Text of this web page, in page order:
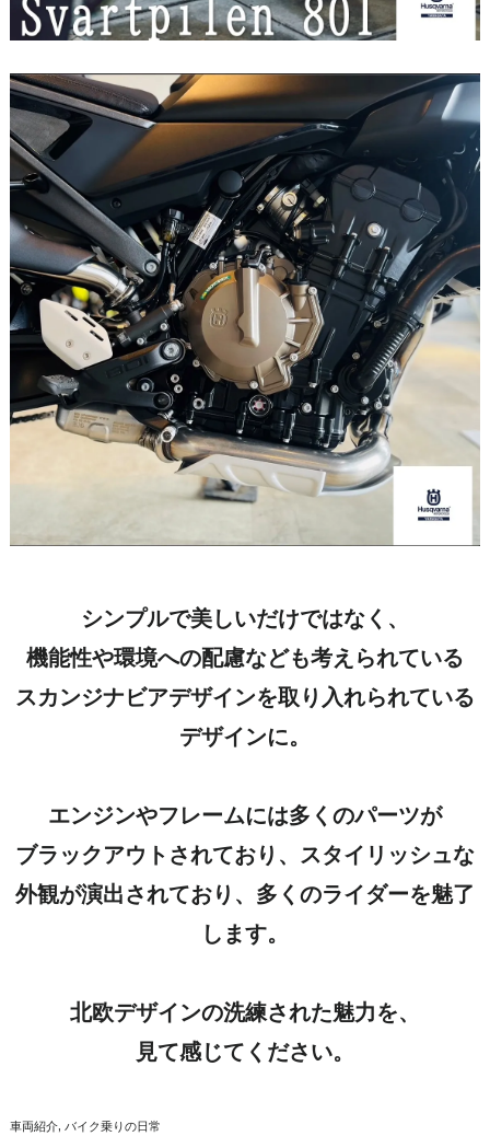
シンプルで美しいだけではなく、
機能性や環境への配慮なども考えられている
スカンジナビアデザインを取り入れられている
デザインに。
エンジンやフレームには多くのパーツが
ブラックアウトされており、スタイリッシュな
外観が演出されており、多くのライダーを魅了
します。
北欧デザインの洗練された魅力を、
見て感じてください。
車両紹介 バイク乗りの日常